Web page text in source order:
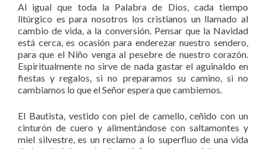
Al igual que toda la Palabra de Dios, cada tiempo
litúrgico es para nosotros los cristianos un llamado al
cambio de vida, a la conversión. Pensar que la Navidad
está cerca, es ocasión para enderezar nuestro sendero,
para que el Niño venga al pesebre de nuestro corazón.
Espiritualmente no sirve de nada gastar el aguinaldo en
fiestas y regalos, si no preparamos su camino, si no
cambiamos lo que el Señor espera que cambiemos.
El Bautista, vestido con piel de camello, ceñido con un
cinturón de cuero y alimentándose con saltamontes y
miel silvestre, es un reclamo a lo superfluo de una vida